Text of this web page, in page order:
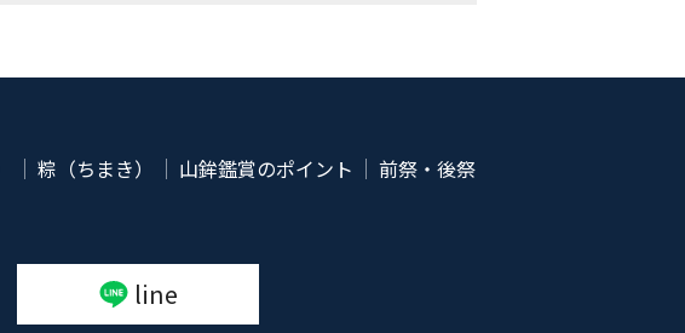
粽（ちまき） 山鉾鑑賞のポイント 前祭・後祭
line